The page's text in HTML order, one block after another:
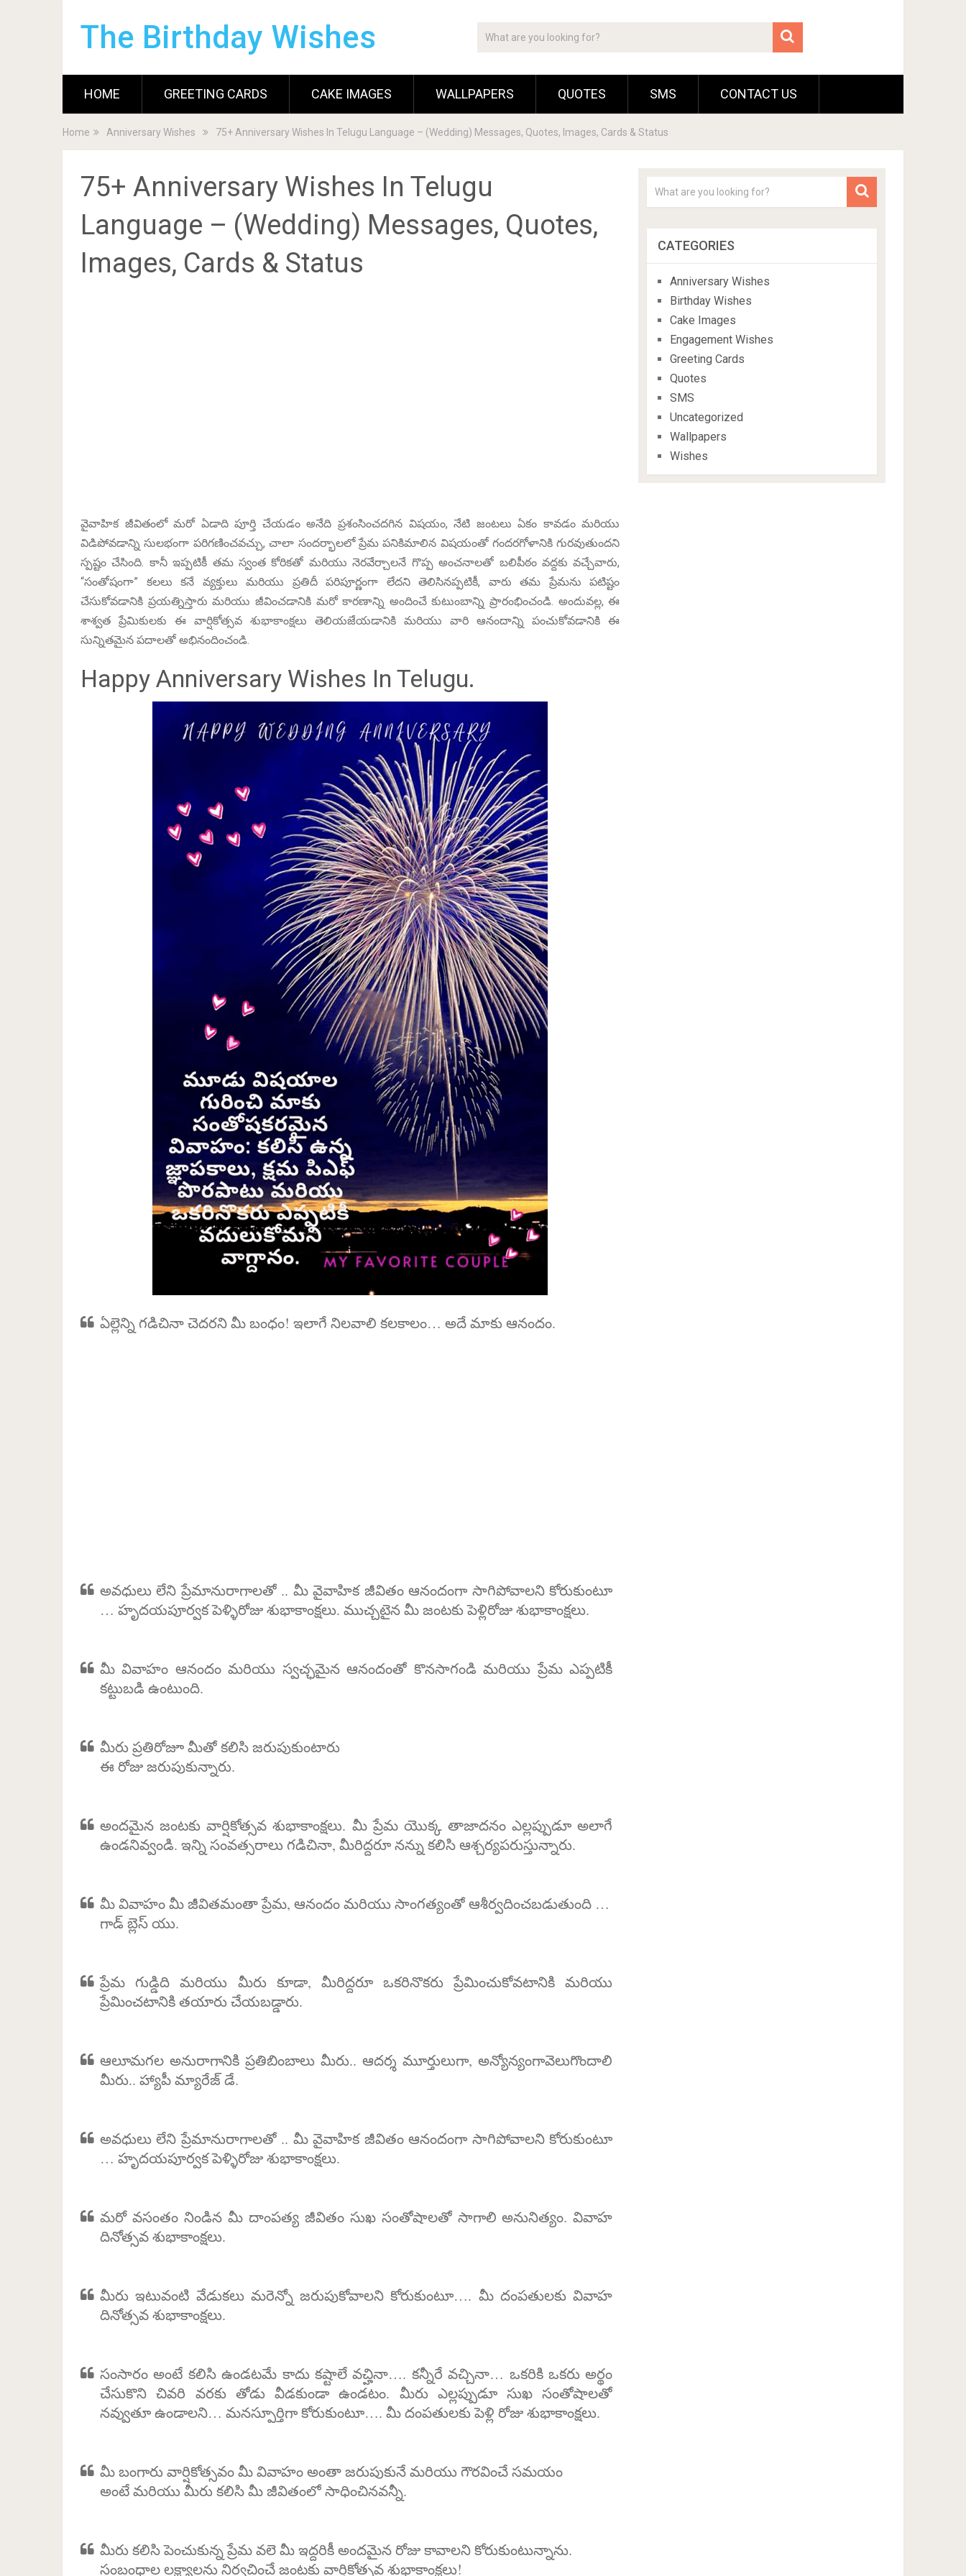
The Birthday Wishes
HOME GREETING CARDS CAKE IMAGES WALLPAPERS QUOTES SMS CONTACT US
Home Anniversary Wishes 75+ Anniversary Wishes In Telugu Language – (Wedding) Messages, Quotes, Images, Cards & Status
75+ Anniversary Wishes In Telugu
Language – (Wedding) Messages, Quotes,
Images, Cards & Status
వైవాహిక జీవితంలో మరో ఏడాది పూర్తి చేయడం అనేది ప్రశంసించదగిన విషయం, నేటి జంటలు ఏకం కావడం మరియు
విడిపోవడాన్ని సులభంగా పరిగణించవచ్చు, చాలా సందర్భాలలో ప్రేమ పనికిమాలిన విషయంతో గందరగోళానికి గురవుతుందని
స్పష్టం చేసింది. కానీ ఇప్పటికీ తమ స్వంత కోరికతో మరియు నెరవేర్చాలనే గొప్ప అంచనాలతో బలిపీఠం వద్దకు వచ్చేవారు,
“సంతోషంగా” కలలు కనే వ్యక్తులు మరియు ప్రతిదీ పరిపూర్ణంగా లేదని తెలిసినప్పటికీ, వారు తమ ప్రేమను పటిష్టం
చేసుకోవడానికి ప్రయత్నిస్తారు మరియు జీవించడానికి మరో కారణాన్ని అందించే కుటుంబాన్ని ప్రారంభించండి. అందువల్ల, ఈ
శాశ్వత ప్రేమికులకు ఈ వార్షికోత్సవ శుభాకాంక్షలు తెలియజేయడానికి మరియు వారి ఆనందాన్ని పంచుకోవడానికి ఈ
సున్నితమైన పదాలతో అభినందించండి.
Happy Anniversary Wishes In Telugu.
ఏల్లెన్ని గడిచినా చెదరని మీ బంధం! ఇలాగే నిలవాలి కలకాలం… అదే మాకు ఆనందం.
అవధులు లేని ప్రేమానురాగాలతో .. మీ వైవాహిక జీవితం ఆనందంగా సాగిపోవాలని కోరుకుంటూ
… హృదయపూర్వక పెళ్ళిరోజు శుభాకాంక్షలు. ముచ్చటైన మీ జంటకు పెళ్లిరోజు శుభాకాంక్షలు.
మీ వివాహం ఆనందం మరియు స్వచ్ఛమైన ఆనందంతో కొనసాగండి మరియు ప్రేమ ఎప్పటికీ
కట్టుబడి ఉంటుంది.
మీరు ప్రతిరోజూ మీతో కలిసి జరుపుకుంటారు
ఈ రోజు జరుపుకున్నారు.
అందమైన జంటకు వార్షికోత్సవ శుభాకాంక్షలు. మీ ప్రేమ యొక్క తాజాదనం ఎల్లప్పుడూ అలాగే
ఉండనివ్వండి. ఇన్ని సంవత్సరాలు గడిచినా, మీరిద్దరూ నన్ను కలిసి ఆశ్చర్యపరుస్తున్నారు.
మీ వివాహం మీ జీవితమంతా ప్రేమ, ఆనందం మరియు సాంగత్యంతో ఆశీర్వదించబడుతుంది …
గాడ్ బ్లెస్ యు.
ప్రేమ గుడ్డిది మరియు మీరు కూడా, మీరిద్దరూ ఒకరినొకరు ప్రేమించుకోవటానికి మరియు
ప్రేమించటానికి తయారు చేయబడ్డారు.
ఆలూమగల అనురాగానికి ప్రతిబింబాలు మీరు.. ఆదర్శ మూర్తులుగా, అన్యోన్యంగావెలుగొందాలి
మీరు.. హ్యాపీ మ్యారేజ్ డే.
అవధులు లేని ప్రేమానురాగాలతో .. మీ వైవాహిక జీవితం ఆనందంగా సాగిపోవాలని కోరుకుంటూ
… హృదయపూర్వక పెళ్ళిరోజు శుభాకాంక్షలు.
మరో వసంతం నిండిన మీ దాంపత్య జీవితం సుఖ సంతోషాలతో సాగాలి అనునిత్యం. వివాహ
దినోత్సవ శుభాకాంక్షలు.
మీరు ఇటువంటి వేడుకలు మరెన్నో జరుపుకోవాలని కోరుకుంటూ…. మీ దంపతులకు వివాహ
దినోత్సవ శుభాకాంక్షలు.
సంసారం అంటే కలిసి ఉండటమే కాదు కష్టాలే వచ్హినా…. కన్నీరే వచ్చినా… ఒకరికి ఒకరు అర్థం
చేసుకొని చివరి వరకు తోడు వీడకుండా ఉండటం. మీరు ఎల్లప్పుడూ సుఖ సంతోషాలతో
నవ్వుతూ ఉండాలని… మనస్పూర్తిగా కోరుకుంటూ…. మీ దంపతులకు పెళ్లి రోజు శుభాకాంక్షలు.
మీ బంగారు వార్షికోత్సవం మీ వివాహం అంతా జరుపుకునే మరియు గౌరవించే సమయం
అంటే మరియు మీరు కలిసి మీ జీవితంలో సాధించినవన్నీ.
మీరు కలిసి పెంచుకున్న ప్రేమ వలె మీ ఇద్దరికీ అందమైన రోజు కావాలని కోరుకుంటున్నాను.
సంబంధాల లక్ష్యాలను నిర్వచించే జంటకు వార్షికోత్సవ శుభాకాంక్షలు!
CATEGORIES
Anniversary Wishes
Birthday Wishes
Cake Images
Engagement Wishes
Greeting Cards
Quotes
SMS
Uncategorized
Wallpapers
Wishes